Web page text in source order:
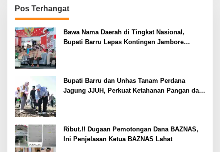
Pos Terhangat
Bawa Nama Daerah di Tingkat Nasional,
Bupati Barru Lepas Kontingen Jambore
Bupati Barru dan Unhas Tanam Perdana
Jagung JJUH, Perkuat Ketahanan Pangan dan
Ribut.!! Dugaan Pemotongan Dana BAZNAS,
Ini Penjelasan Ketua BAZNAS Lahat